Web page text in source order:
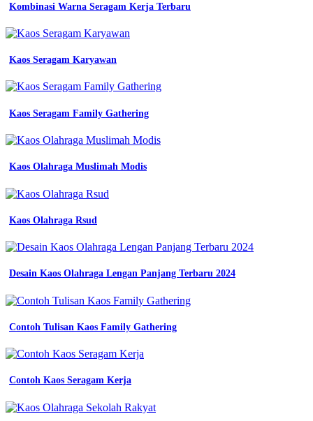
lengan
elegan
jual
pria
panjang
model
kancing
terbaru
bahan
rekomendasi
pria
terbaru
Smp
Kartika
jual
kaos
pria
model
baju
distro
Kombinasi Warna Seragam Kerja Terbaru
Kaos Seragam Karyawan
Kaos Seragam Family Gathering
Kaos Olahraga Muslimah Modis
Kaos Olahraga Rsud
Desain Kaos Olahraga Lengan Panjang Terbaru 2024
Contoh Tulisan Kaos Family Gathering
Contoh Kaos Seragam Kerja